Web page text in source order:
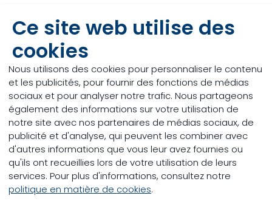
Ce site web utilise des
cookies
Nous utilisons des cookies pour personnaliser le contenu
et les publicités, pour fournir des fonctions de médias
sociaux et pour analyser notre trafic. Nous partageons
également des informations sur votre utilisation de
notre site avec nos partenaires de médias sociaux, de
publicité et d'analyse, qui peuvent les combiner avec
d'autres informations que vous leur avez fournies ou
qu'ils ont recueillies lors de votre utilisation de leurs
services. Pour plus d'informations, consultez notre
politique en matière de cookies.